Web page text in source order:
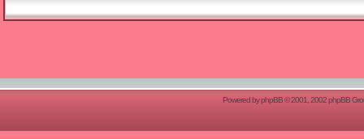
Powered byphpBB© 2001, 2002 phpBB